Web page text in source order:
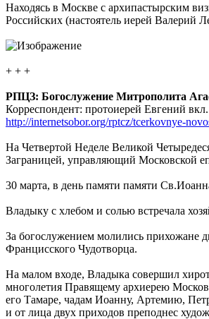
Находясь в Москве с архипастырским
Российских (настоятель иерей Валерий
+ + +
РПЦЗ: Богослужение Митрополита
Корреспондент: протоиерей Евгений
http://internetsobor.org/rptcz/tcerkovnye-
На Четвертой Неделе Великой
Заграницей, управляющий Московской
30 марта, в день памяти памяти
Владыку с хлебом и солью встречала
За богослужением молились прихожане
Францисского Чудотворца.
На малом входе, Владыка совершил
многолетия Правящему архиерею
его Тамаре, чадам Иоанну, Артемию,
и от лица двух приходов преподнес